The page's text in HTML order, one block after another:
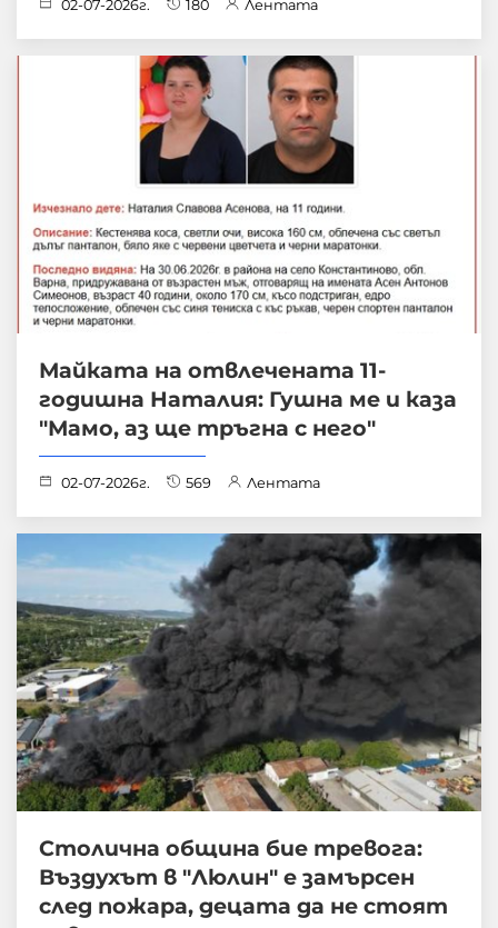
02-07-2026г. 180 Лентата
Майката на отвлечената 11-
годишна Наталия: Гушна ме и каза
"Мамо, аз ще тръгна с него"
02-07-2026г. 569 Лентата
Столична община бие тревога:
Въздухът в "Люлин" е замърсен
след пожара, децата да не стоят